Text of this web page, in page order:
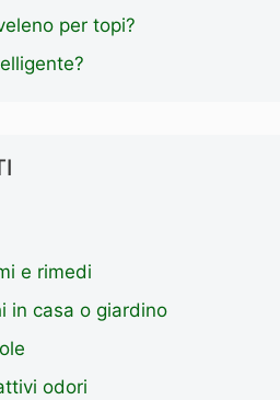
per topi?
e rimedi
in casa o giardino
odori